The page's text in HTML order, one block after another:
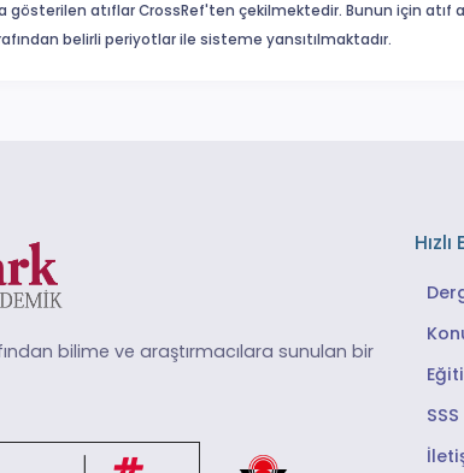
gösterilen atıflar CrossRef'ten çekilmektedir. Bunun için atıf
belirli periyotlar ile sisteme yansıtılmaktadır.
bilime ve araştırmacılara sunulan bir
SSS